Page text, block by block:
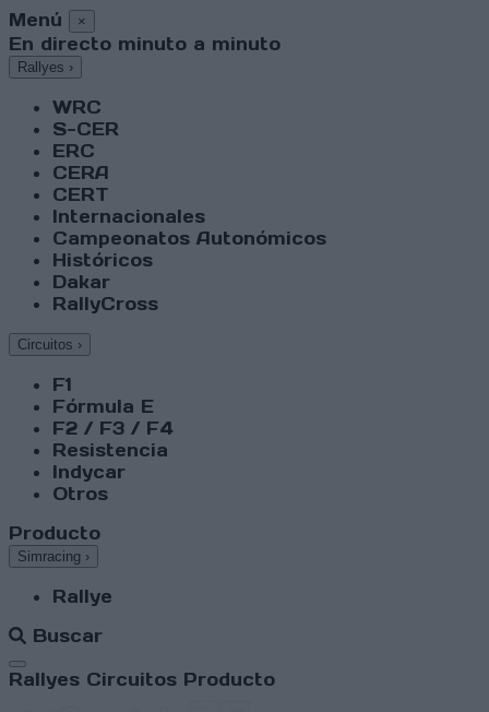
Menú ×
En directo minuto a minuto
Rallyes ›
WRC
S-CER
ERC
CERA
CERT
Internacionales
Campeonatos Autonómicos
Históricos
Dakar
RallyCross
Circuitos ›
F1
Fórmula E
F2 / F3 / F4
Resistencia
Indycar
Otros
Producto
Simracing ›
Rallye
Buscar
Abrir menú
Rallyes Circuitos Producto